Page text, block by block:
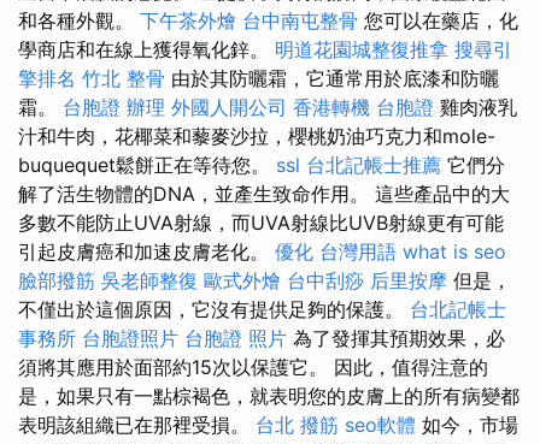
和各種外觀。 下午茶外燴 台中南屯整骨 您可以在藥店，化
學商店和在線上獲得氧化鋅。 明道花園城整復推拿 搜尋引
擎排名 竹北 整骨 由於其防曬霜，它通常用於底漆和防曬
霜。 台胞證 辦理 外國人開公司 香港轉機 台胞證 雞肉液乳
汁和牛肉，花椰菜和藜麥沙拉，櫻桃奶油巧克力和mole-
buquequet鬆餅正在等待您。 ssl 台北記帳士推薦 它們分
解了活生物體的DNA，並產生致命作用。 這些產品中的大
多數不能防止UVA射線，而UVA射線比UVB射線更有可能
引起皮膚癌和加速皮膚老化。 優化 台灣用語 what is seo
臉部撥筋 吳老師整復 歐式外燴 台中刮痧 后里按摩 但是，
不僅出於這個原因，它沒有提供足夠的保護。 台北記帳士
事務所 台胞證照片 台胞證 照片 為了發揮其預期效果，必
須將其應用於面部約15次以保護它。 因此，值得注意的
是，如果只有一點棕褐色，就表明您的皮膚上的所有病變都
表明該組織已在那裡受損。 台北 撥筋 seo軟體 如今，市場